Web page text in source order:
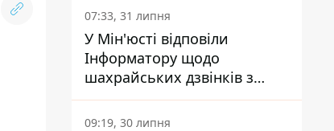
07:33, 31 липня
У Мін'юсті відповіли
Інформатору щодо
шахрайських дзвінків з
камери Сумського СІЗО так,
що ніхто нічого не зрозумів
09:19, 30 липня